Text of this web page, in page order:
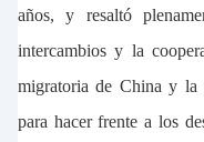
años, y resaltó
intercambios y la
migratoria de China y
para hacer frente a los